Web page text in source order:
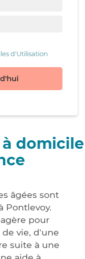
d'Utilisation
domicile
âgées sont
Pontlevoy.
pour
vie, d'une
suite à une